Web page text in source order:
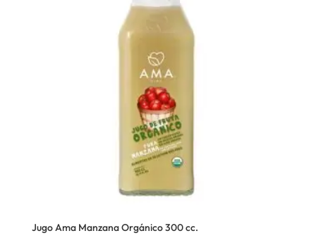
Jugo Ama Manzana Orgánico 300 cc.